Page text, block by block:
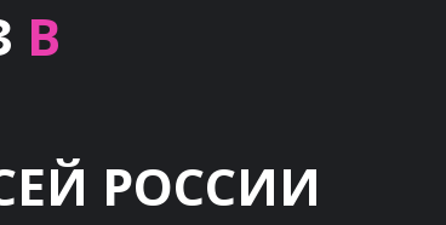
В
РОССИИ